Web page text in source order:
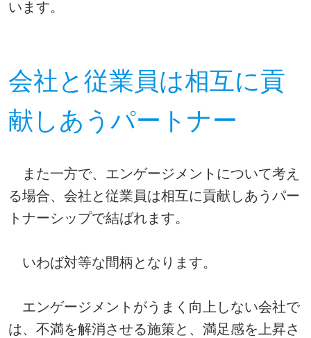
います。
会社と従業員は相互に貢
献しあうパートナー
また一方で、エンゲージメントについて考え
る場合、会社と従業員は相互に貢献しあうパー
トナーシップで結ばれます。
いわば対等な間柄となります。
エンゲージメントがうまく向上しない会社で
は、不満を解消させる施策と、満足感を上昇さ